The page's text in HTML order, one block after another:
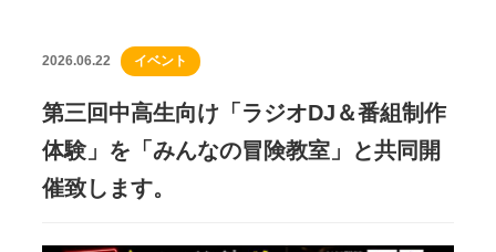
2026.06.22 イベント
第三回中高生向け「ラジオDJ＆番組制作
体験」を「みんなの冒険教室」と共同開
催致します。